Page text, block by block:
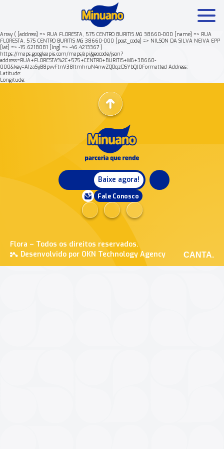
Array ( [address] => RUA FLORESTA, 575 CENTRO BURITIS MG 38660-000 [name] => RUA
FLORESTA, 575 CENTRO BURITIS MG 38660-000 [post_code] => NILSON DA SILVA NEIVA EPP
[lat] => -15.6218081 [lng] => -46.4213367 )
https://maps.googleapis.com/maps/api/geocode/json?
address=RUA+FLORESTA%2C+575+CENTRO+BURITIS+MG+38660-
000&key=AIzaSyB8pvvFtnV38ItmhruN4nwZQOqzDSYbQJ0Formatted Address:
Latitude:
Longitude:
Baixe agora!
Fale Conosco
Flora – Todos os direitos reservados.
Desenvolvido por OKN Technology Agency
CANTA.
Mais buscados: Produtos Minuano Rende +
Nossa história